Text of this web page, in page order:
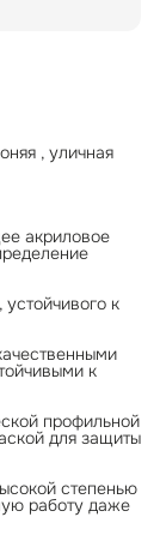
, уличная
акриловое
к
к
профильной
для защиты
степенью
работу даже